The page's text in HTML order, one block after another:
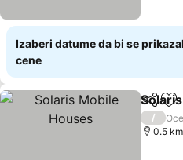
Izaberi datume da bi se
cene
Deli
/
0.5